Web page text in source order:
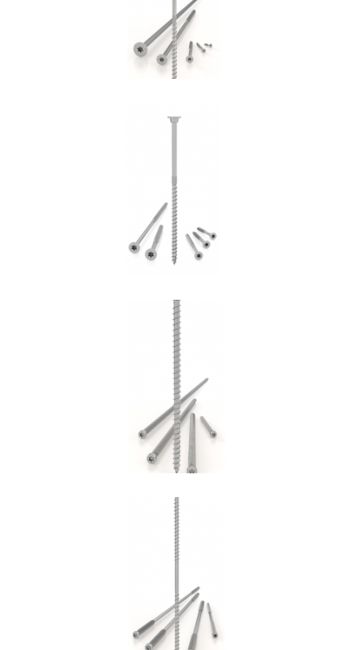
ROTHOBLAAS
Vite VGZ
ROTHOBLAAS
Vite DGZ